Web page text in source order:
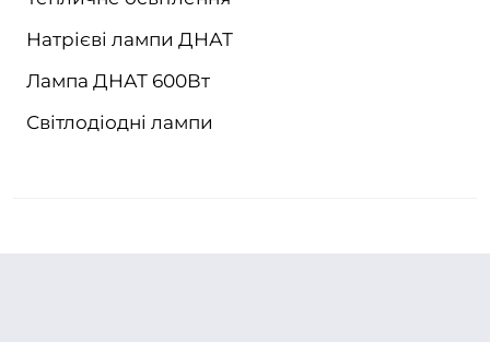
Натрієві лампи ДНАТ
Лампа ДНАТ 600Вт
Світлодіодні лампи